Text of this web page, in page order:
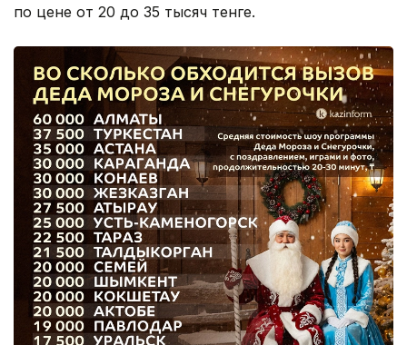
по цене от 20 до 35 тысяч тенге.